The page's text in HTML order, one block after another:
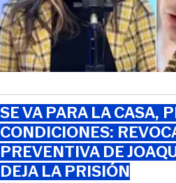
SE VA PARA LA CASA,
CONDICIONES:
PREVENTIVA DE
DEJA LA PRISIÓN